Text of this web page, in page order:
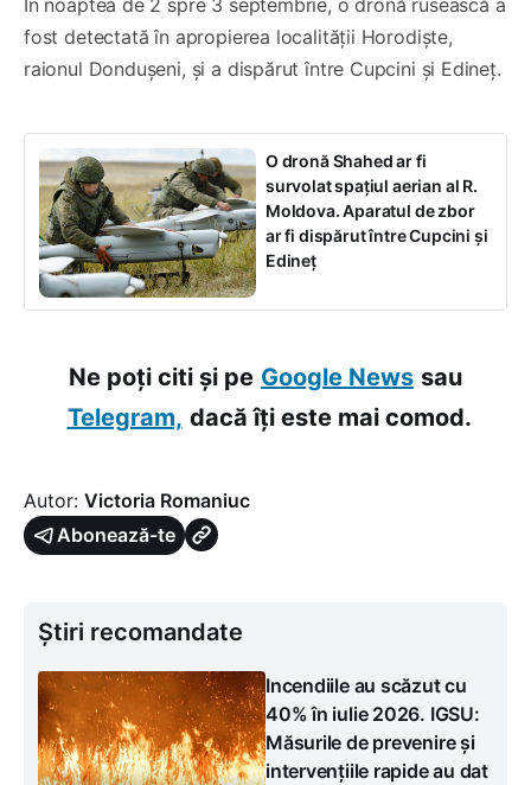
fost detectată în apropierea localității Horodiște,
raionul Dondușeni, și a dispărut între Cupcini și Edineț.
O dronă Shahed ar fi
survolat spațiul aerian al R.
Moldova. Aparatul de zbor
ar fi dispărut între Cupcini și
Edineț
Ne poți citi și pe Google News sau
Telegram, dacă îți este mai comod.
Autor: Victoria Romaniuc
Abonează-te
Știri recomandate
Incendiile au scăzut cu
40% în iulie 2026. IGSU:
Măsurile de prevenire și
intervențiile rapide au dat